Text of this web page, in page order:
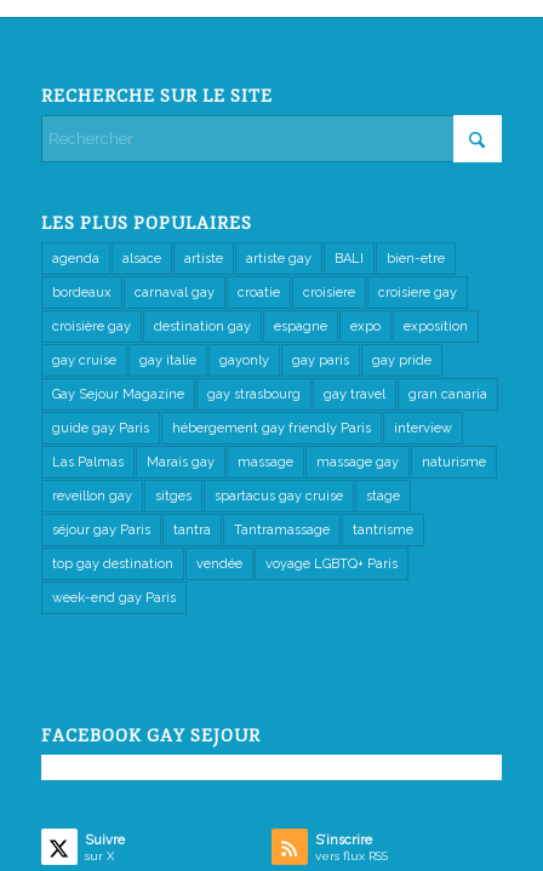
RECHERCHE SUR LE SITE
LES PLUS POPULAIRES
agenda alsace artiste artiste gay BALI bien-etre
bordeaux carnaval gay croatie croisiere croisiere gay
croisière gay destination gay espagne expo exposition
gay cruise gay italie gayonly gay paris gay pride
Gay Sejour Magazine gay strasbourg gay travel gran canaria
guide gay Paris hébergement gay friendly Paris interview
Las Palmas Marais gay massage massage gay naturisme
reveillon gay sitges spartacus gay cruise stage
séjour gay Paris tantra Tantramassage tantrisme
top gay destination vendée voyage LGBTQ+ Paris
week-end gay Paris
FACEBOOK GAY SEJOUR
Suivre
sur X
S’inscrire
vers flux RSS